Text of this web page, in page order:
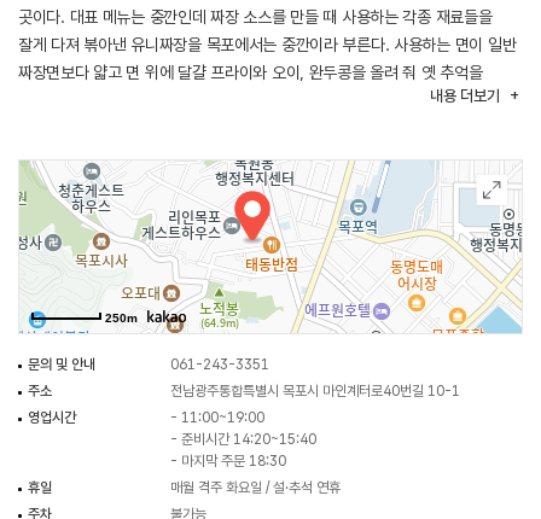
곳이다. 대표 메뉴는 중깐인데 짜장 소스를 만들 때 사용하는 각종 재료들을
잘게 다져 볶아낸 유니짜장을 목포에서는 중깐이라 부른다. 사용하는 면이 일반
짜장면보다 얇고 면 위에 달걀 프라이와 오이, 완두콩을 올려 줘 옛 추억을
떠올리게 한다. 중깐을 주문하면 탕수육이 나오는데, 기본 탕수육 소스에 케첩을
해물덮밥도 인기 메뉴다.
내용 더보기
250m
문의 및 안내
061-243-3351
주소
전남광주통합특별시 목포시 마인계터로40번길 10-1
영업시간
- 11:00~19:00
- 준비시간 14:20~15:40
- 마지막 주문 18:30
휴일
매월 격주 화요일 / 설·추석 연휴
주차
불가능